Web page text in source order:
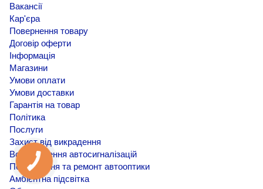
Вакансії
Кар'єра
Повернення товару
Договір оферти
Інформація
Магазини
Умови оплати
Умови доставки
Гарантія на товар
Політика
Послуги
Захист від викрадення
Встановлення автосигналізацій
Покращення та ремонт автооптики
Амбієнтна підсвітка